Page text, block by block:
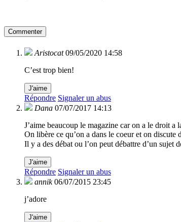
Commenter
Aristocat 09/05/2020 14:58
C’est trop bien!
J'aime
Répondre Signaler un abus
Dana 07/07/2017 14:13
J’aime beaucoup le magazine car on a le droit a
On libère ce qu’on a dans le coeur et on discute
Il y a des débat ou l’on peut débattre d’un
J'aime
Répondre Signaler un abus
annik 06/07/2015 23:45
j’adore
J'aime